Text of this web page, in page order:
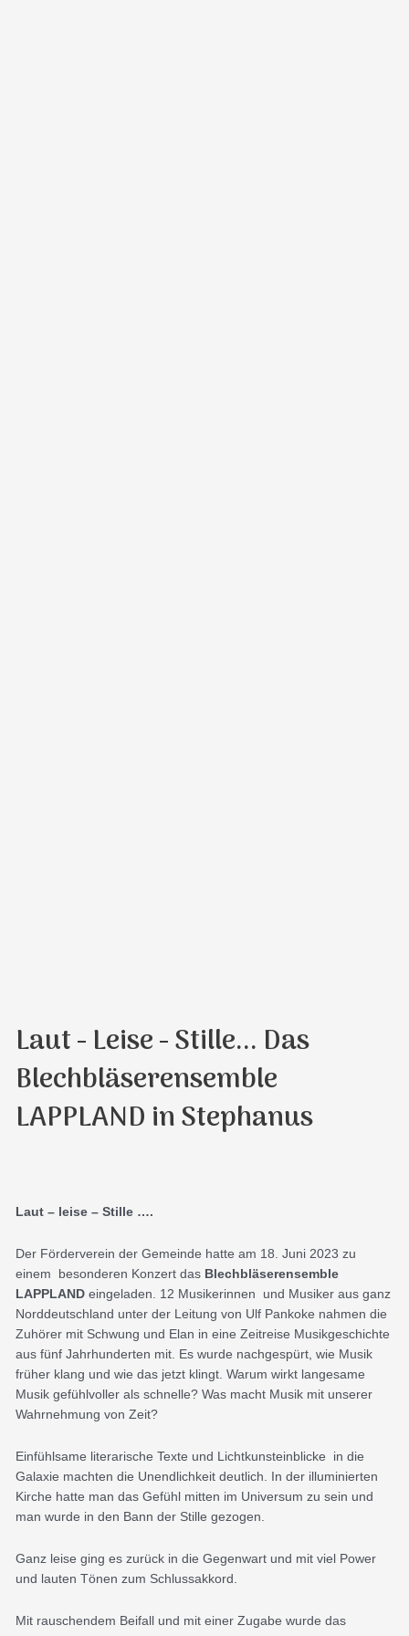
Laut - Leise - Stille... Das
Blechbläserensemble
LAPPLAND in Stephanus
Laut – leise – Stille ….
Der Förderverein der Gemeinde hatte am 18. Juni 2023 zu
einem besonderen Konzert das Blechbläserensemble
LAPPLANDeingeladen. 12 Musikerinnen und Musiker aus ganz
Norddeutschland unter der Leitung von Ulf Pankoke nahmen die
Zuhörer mit Schwung und Elan in eine Zeitreise Musikgeschichte
aus fünf Jahrhunderten mit. Es wurde nachgespürt, wie Musik
früher klang und wie das jetzt klingt. Warum wirkt langesame
Musik gefühlvoller als schnelle? Was macht Musik mit unserer
Wahrnehmung von Zeit?
Einfühlsame literarische Texte und Lichtkunsteinblicke in die
Galaxie machten die Unendlichkeit deutlich. In der illuminierten
Kirche hatte man das Gefühl mitten im Universum zu sein und
man wurde in den Bann der Stille gezogen.
Ganz leise ging es zurück in die Gegenwart und mit viel Power
und lauten Tönen zum Schlussakkord.
Mit rauschendem Beifall und mit einer Zugabe wurde das